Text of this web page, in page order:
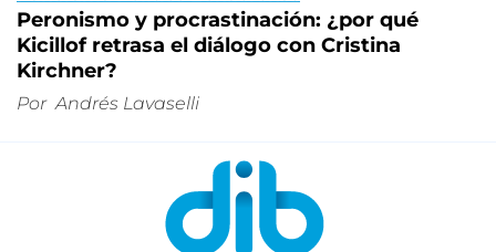
Peronismo y procrastinación: ¿por qué
Kicillof retrasa el diálogo con Cristina
Kirchner?
Por Andrés Lavaselli